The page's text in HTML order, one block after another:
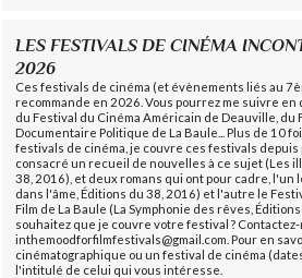
LES FESTIVALS DE CINÉMA
2026
Ces festivals de cinéma (et évènements liés au
recommande en 2026. Vous pourrez me suivre en
du Festival du Cinéma Américain de Deauville, du
Documentaire Politique de La Baule... Plus de 10
festivals de cinéma, je couvre ces festivals depuis
consacré un recueil de nouvelles à ce sujet (Les
38, 2016), et deux romans qui ont pour cadre, l'un
dans l'âme, Éditions du 38, 2016) et l'autre le
Film de La Baule (La Symphonie des rêves,
souhaitez que je couvre votre festival ? Contactez-
inthemoodforfilmfestivals@gmail.com. Pour en
cinématographique ou un festival de cinéma
l'intitulé de celui qui vous intéresse.